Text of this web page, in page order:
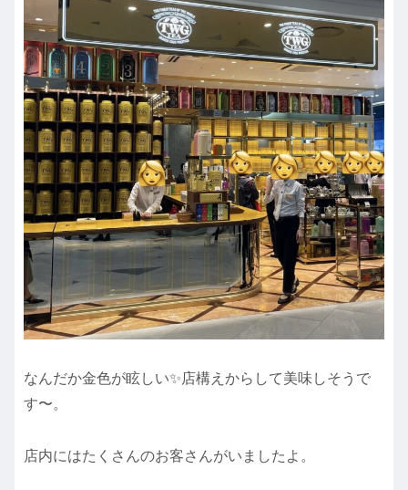
なんだか金色が眩しい✨店構えからして美味しそうで
す〜。
店内にはたくさんのお客さんがいましたよ。